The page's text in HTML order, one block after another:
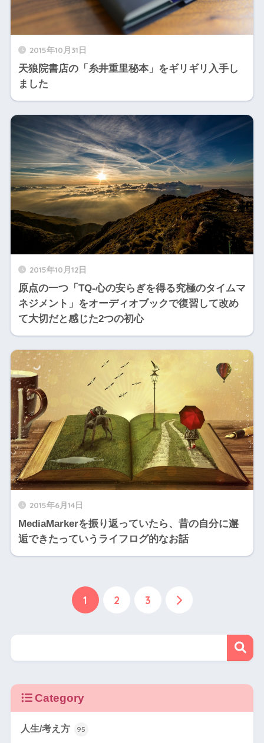
2015年10月31日
天狼院書店の「糸井重里秘本」をギリギリ入手し
ました
2015年10月12日
原点の一つ「TQ-心の安らぎを得る究極のタイムマ
ネジメント」をオーディオブックで復習して改め
て大切だと感じた2つの初心
2015年6月14日
MediaMarkerを振り返っていたら、昔の自分に邂
逅できたっていうライフログ的なお話
1 2 3
Category
人生/考え方 95